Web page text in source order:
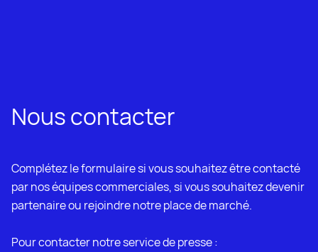
Nous contacter
Complétez le formulaire si vous souhaitez être contacté
par nos équipes commerciales, si vous souhaitez devenir
partenaire ou rejoindre notre place de marché.
Pour contacter notre service de presse :